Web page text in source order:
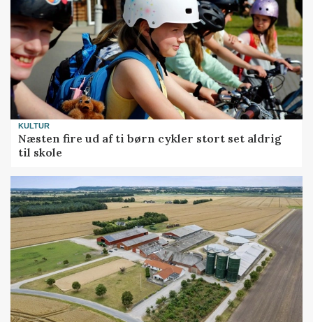
KULTUR
Næsten fire ud af ti børn cykler stort set aldrig
til skole